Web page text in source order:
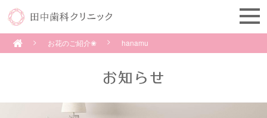
お花のご紹介❀ hanamu